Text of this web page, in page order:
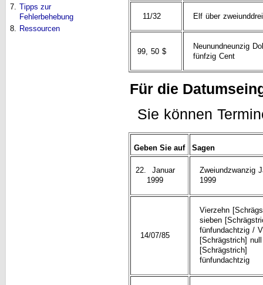
7. Tipps zur
Fehlerbehebung
8. Ressourcen
11/32 Elf über
99, 50 $
Neunundneunzig
fünfzig Cent
Für die
Sie können
Geben Sie auf Sagen
22. Januar
1999
Zweiundzwanzig
1999
14/07/85
Vierzehn
sieben
fünfundachtzig /
[Schrägstrich]
[Schrägstrich]
fünfundachtzig